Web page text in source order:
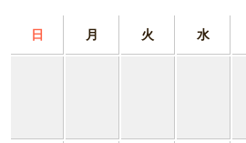
日 月 火 水